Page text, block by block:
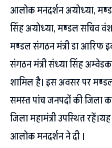
आलोक मनदर्शन अयोध्या,
सिंह अयोध्या, मण्डल सचिव
मण्डल संगठन मंत्री डा आरिफ
संगठन मंत्री संध्या सिंह
शामिल है। इस अवसर पर
समस्त पांच जनपदों की जिला
जिला महामंत्री उपस्थित
आलोक मनदर्शन ने दी ।